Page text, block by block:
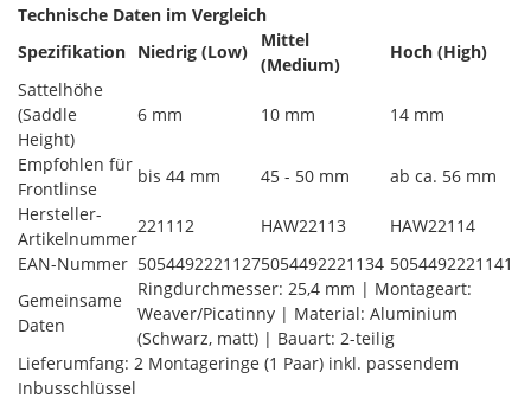
Technische Daten im Vergleich
Spezifikation Niedrig (Low)
Mittel
(Medium)
Hoch (High)
Sattelhöhe
(Saddle
Height)
6 mm 10 mm 14 mm
Empfohlen für
Frontlinse
bis 44 mm 45 - 50 mm
ab ca. 56 mm
Hersteller-
Artikelnummer
221112 HAW22113
HAW22114
EAN-Nummer 50544922211275054492221134 5054492221141
Gemeinsame
Daten
Ringdurchmesser: 25,4 mm | Montageart:
Weaver/Picatinny | Material: Aluminium
(Schwarz, matt) | Bauart: 2-teilig
Lieferumfang: 2 Montageringe (1 Paar) inkl. passendem
Inbusschlüssel